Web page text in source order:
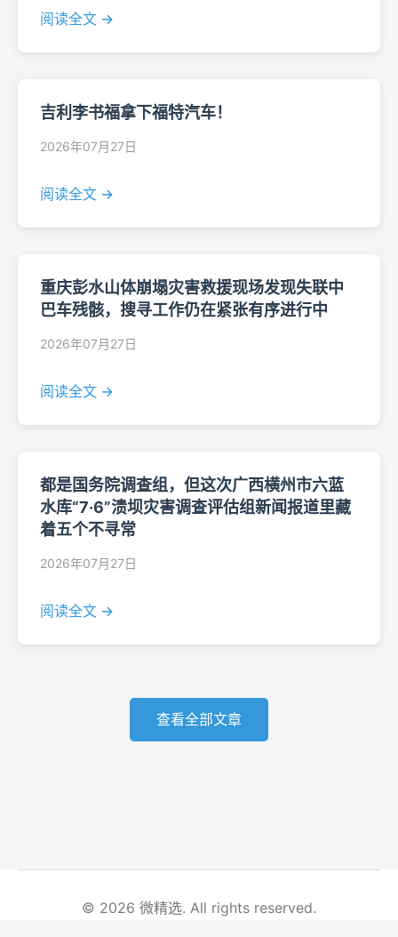
阅读全文 →
吉利李书福拿下福特汽车！
2026年07月27日
阅读全文 →
重庆彭水山体崩塌灾害救援现场发现失联中
巴车残骸，搜寻工作仍在紧张有序进行中
2026年07月27日
阅读全文 →
都是国务院调查组，但这次广西横州市六蓝
水库“7·6”溃坝灾害调查评估组新闻报道里藏
着五个不寻常
2026年07月27日
阅读全文 →
查看全部文章
© 2026 微精选. All rights reserved.